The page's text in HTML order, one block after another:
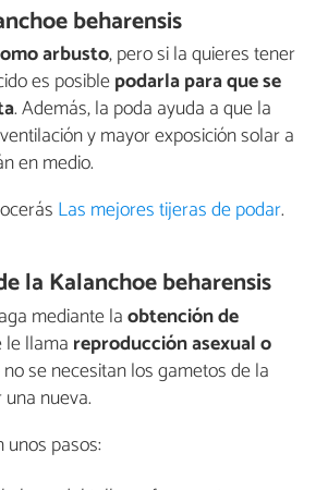
beharensis
arbusto, pero si la quieres tener
es posiblepodarla para que se
. Además, la poda ayuda a que la
y mayor exposición solar a
en medio.
Las mejores tijeras de podar.
la Kalanchoe beharensis
mediante laobtención de
le llama reproducción asexual o
se necesitan los gametos de la
nueva.
unos pasos: